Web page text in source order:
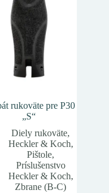
rukoväte pre P30
„S“
Diely rukoväte,
Heckler & Koch,
Pištole,
Príslušenstvo
Heckler & Koch,
Zbrane (B-C)